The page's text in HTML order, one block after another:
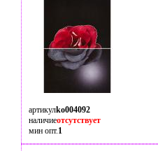
артикулko004092
наличиеотсутствует
мин опт.1